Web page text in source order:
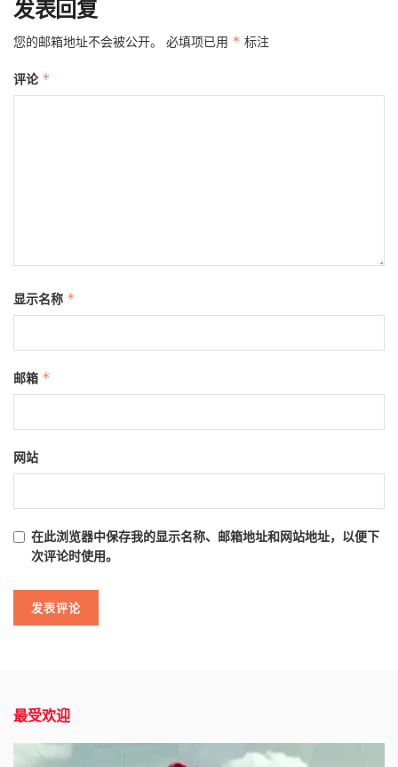
发表回复
您的邮箱地址不会被公开。 必填项已用 * 标注
评论 *
显示名称 *
邮箱 *
网站
在此浏览器中保存我的显示名称、邮箱地址和网站地址，以便下
次评论时使用。
最受欢迎